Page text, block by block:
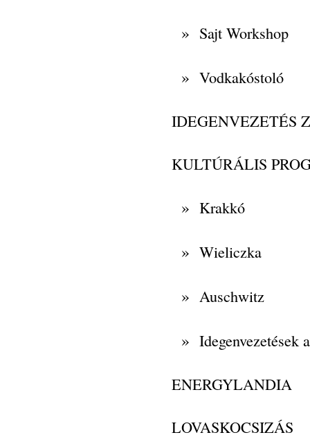
» Sajt Workshop
» Vodkakóstoló
IDEGENVEZETÉS
KULTÚRÁLIS
» Krakkó
» Wieliczka
» Auschwitz
» Idegenvezetések
ENERGYLANDIA
LOVASKOCSIZÁS